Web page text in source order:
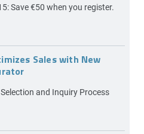
Save €50 when you register.
Sales with New
and Inquiry Process